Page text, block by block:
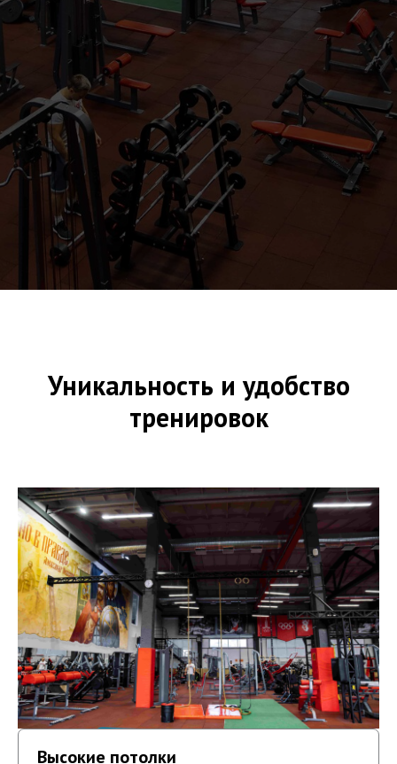
Уникальность и удобство
тренировок
Высокие потолки